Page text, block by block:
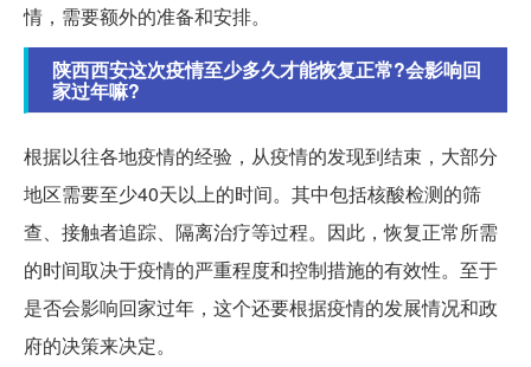
情，需要额外的准备和安排。
陕西西安这次疫情至少多久才能恢复正常?会影响回
家过年嘛?
根据以往各地疫情的经验，从疫情的发现到结束，大部分
地区需要至少40天以上的时间。其中包括核酸检测的筛
查、接触者追踪、隔离治疗等过程。因此，恢复正常所需
的时间取决于疫情的严重程度和控制措施的有效性。至于
是否会影响回家过年，这个还要根据疫情的发展情况和政
府的决策来决定。